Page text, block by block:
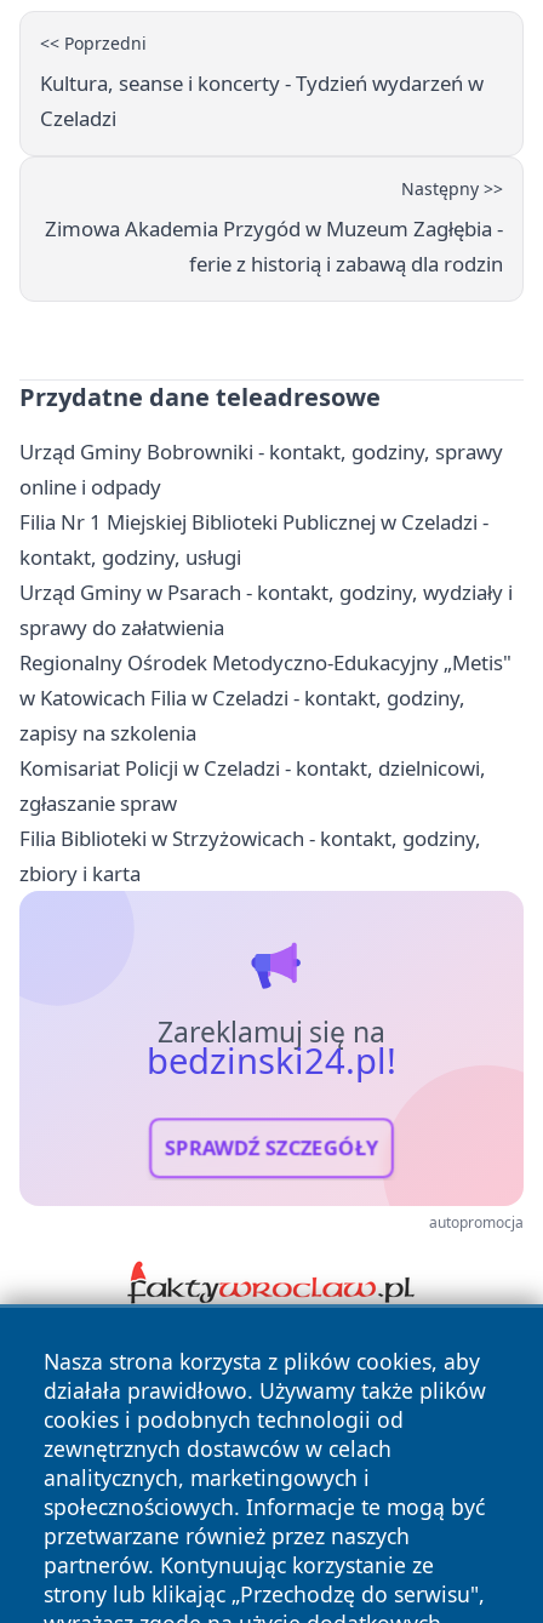
<< Poprzedni
Kultura, seanse i koncerty - Tydzień wydarzeń w
Czeladzi
Następny >>
Zimowa Akademia Przygód w Muzeum Zagłębia -
ferie z historią i zabawą dla rodzin
Przydatne dane teleadresowe
Urząd Gminy Bobrowniki - kontakt, godziny, sprawy
online i odpady
Filia Nr 1 Miejskiej Biblioteki Publicznej w Czeladzi -
kontakt, godziny, usługi
Urząd Gminy w Psarach - kontakt, godziny, wydziały i
sprawy do załatwienia
Regionalny Ośrodek Metodyczno-Edukacyjny „Metis"
w Katowicach Filia w Czeladzi - kontakt, godziny,
zapisy na szkolenia
Komisariat Policji w Czeladzi - kontakt, dzielnicowi,
zgłaszanie spraw
Filia Biblioteki w Strzyżowicach - kontakt, godziny,
zbiory i karta
Zareklamuj się na
bedzinski24.pl!
SPRAWDŹ SZCZEGÓŁY
autopromocja
Nasza strona korzysta z plików cookies, aby
działała prawidłowo. Używamy także plików
cookies i podobnych technologii od
zewnętrznych dostawców w celach
analitycznych, marketingowych i
społecznościowych. Informacje te mogą być
przetwarzane również przez naszych
partnerów. Kontynuując korzystanie ze
strony lub klikając „Przechodzę do serwisu",
Copyright © 2026 bedzinski24.pl Wszystkie prawa
zastrzeżone.
Polityka Polityka